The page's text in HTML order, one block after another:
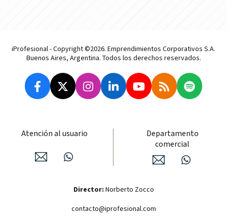
iProfesional - Copyright ©2026. Emprendimientos Corporativos S.A.
Buenos Aires, Argentina. Todos los derechos reservados.
Atención al usuario
Departamento
comercial
Director: Norberto Zocco
contacto@iprofesional.com